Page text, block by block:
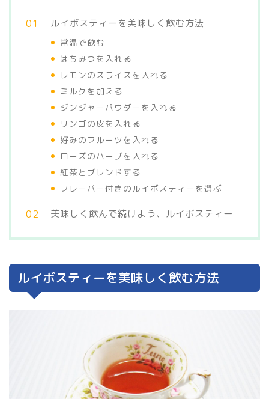
ルイボスティーを美味しく飲む方法
常温で飲む
はちみつを入れる
レモンのスライスを入れる
ミルクを加える
ジンジャーパウダーを入れる
リンゴの皮を入れる
好みのフルーツを入れる
ローズのハーブを入れる
紅茶とブレンドする
フレーバー付きのルイボスティーを選ぶ
美味しく飲んで続けよう、ルイボスティー
ルイボスティーを美味しく飲む方法